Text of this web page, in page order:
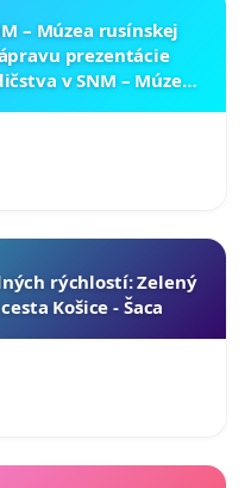
– Múzea rusínskej
prezentácie
v SNM – Múzeu
rýchlostí: Zelený
Košice - Šaca